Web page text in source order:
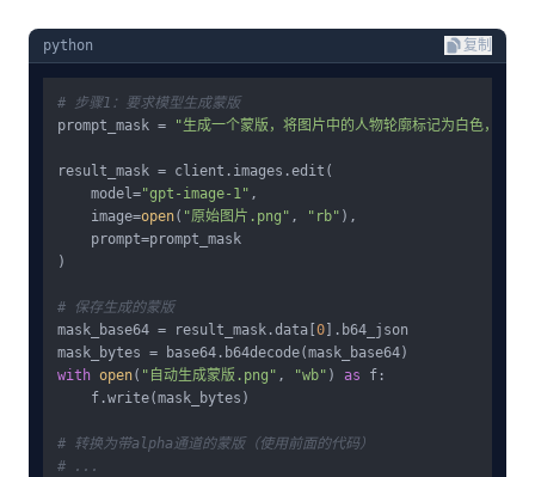
python 复制
# 步骤1：要求模型生成蒙版
prompt_mask =
"生成一个蒙版，将图片中的人物轮廓标记为白色，背
result_mask = client.images.edit(
    model=
"gpt-image-1" ,
    image=
open( "原始图片.png" , "rb" ),
    prompt=prompt_mask
)
# 保存生成的蒙版
mask_base64 = result_mask.data[ 0 ].b64_json
with open( "自动生成蒙版.png" , "wb" ) as f:
    f.write(mask_bytes)
# 转换为带alpha通道的蒙版（使用前面的代码）
# ...